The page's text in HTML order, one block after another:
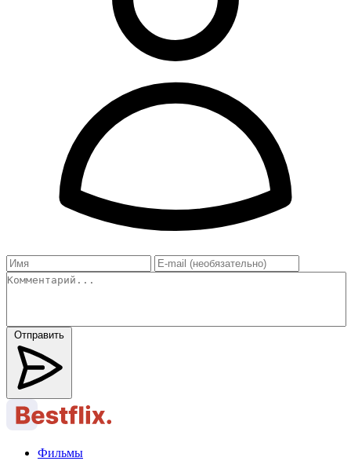
Отправить
Фильмы